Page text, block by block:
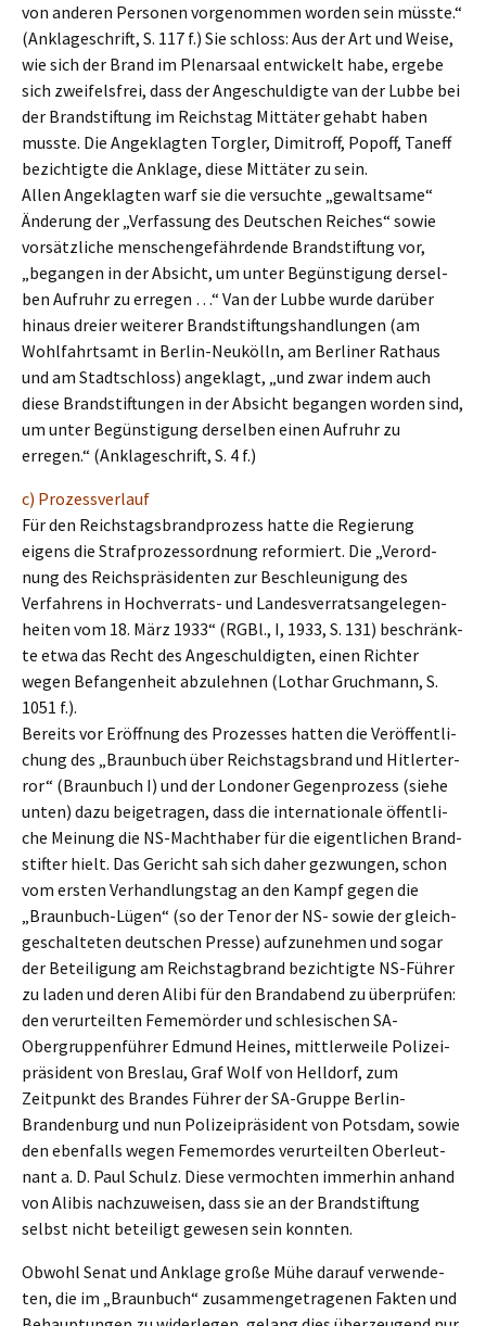
von anderen Perso­nen vorge­nom­men worden sein müsste.“
(Ankla­ge­schrift, S. 117 f.) Sie schloss: Aus der Art und Weise,
wie sich der Brand im Plenar­saal entwi­ckelt habe, ergebe
sich zweifels­frei, dass der Angeschul­dig­te van der Lubbe bei
der Brand­stif­tung im Reichs­tag Mittä­ter gehabt haben
musste. Die Angeklag­ten Torgler, Dimitroff, Popoff, Taneff
bezich­tig­te die Ankla­ge, diese Mittä­ter zu sein.
Allen Angeklag­ten warf sie die versuch­te „gewalt­sa­me“
Änderung der „Verfas­sung des Deutschen Reiches“ sowie
vorsätz­li­che menschen­ge­fähr­den­de Brand­stif­tung vor,
„began­gen in der Absicht, um unter Begüns­ti­gung dersel­
ben Aufruhr zu erregen …“ Van der Lubbe wurde darüber
hinaus dreier weite­rer Brand­stif­tungs­hand­lun­gen (am
Wohlfahrts­amt in Berlin-Neukölln, am Berli­ner Rathaus
und am Stadt­schloss) angeklagt, „und zwar indem auch
diese Brand­stif­tun­gen in der Absicht began­gen worden sind,
um unter Begüns­ti­gung dersel­ben einen Aufruhr zu
erregen.“ (Ankla­ge­schrift, S. 4 f.)
c) Prozess­ver­lauf
Für den Reichs­tags­brand­pro­zess hatte die Regie­rung
eigens die Straf­pro­zess­ord­nung refor­miert. Die „Verord­
nung des Reichs­prä­si­den­ten zur Beschleu­ni­gung des
Verfah­rens in Hochver­rats- und Landes­ver­rats­an­ge­le­gen­
hei­ten vom 18. März 1933“ (RGBl., I, 1933, S. 131) beschränk­
te etwa das Recht des Angeschul­dig­ten, einen Richter
wegen Befan­gen­heit abzuleh­nen (Lothar Gruch­mann, S.
1051 f.).
Bereits vor Eröff­nung des Prozes­ses hatten die Veröf­fent­li­
chung des „Braun­buch über Reichs­tags­brand und Hitler­ter­
ror“ (Braun­buch I) und der Londo­ner Gegen­pro­zess (siehe
unten) dazu beigetra­gen, dass die inter­na­tio­na­le öffent­li­
che Meinung die NS-Macht­ha­ber für die eigent­li­chen Brand­
stif­ter hielt. Das Gericht sah sich daher gezwun­gen, schon
vom ersten Verhand­lungs­tag an den Kampf gegen die
„Braun­buch-Lügen“ (so der Tenor der NS- sowie der gleich­
ge­schal­te­ten deutschen Presse) aufzu­neh­men und sogar
der Betei­li­gung am Reichs­tag­brand bezich­tig­te NS-Führer
zu laden und deren Alibi für den Brand­abend zu überprü­fen:
den verur­teil­ten Fememör­der und schle­si­schen SA-
Obergrup­pen­füh­rer Edmund Heines, mittler­wei­le Polizei­
prä­si­dent von Breslau, Graf Wolf von Helldorf, zum
Zeitpunkt des Brandes Führer der SA-Gruppe Berlin-
Branden­burg und nun Polizei­prä­si­dent von Potsdam, sowie
den ebenfalls wegen Fememor­des verur­teil­ten Oberleut­
nant a. D. Paul Schulz. Diese vermoch­ten immer­hin anhand
von Alibis nachzu­wei­sen, dass sie an der Brand­stif­tung
selbst nicht betei­ligt gewesen sein konnten.
Obwohl Senat und Ankla­ge große Mühe darauf verwen­de­
ten, die im „Braun­buch“ zusam­men­ge­tra­ge­nen Fakten und